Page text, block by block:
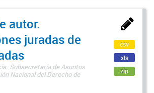
autor.
juradas de
Subsecretaría de Asuntos
Nacional del Derecho de
csv
xls
zip